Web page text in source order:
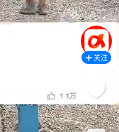
关注
1